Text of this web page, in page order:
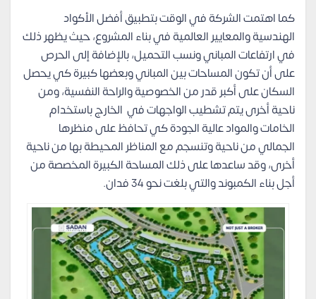
كما اهتمت الشركة في الوقت بتطبيق أفضل الأكواد
الهندسية والمعايير العالمية في بناء المشروع، حيث يظهر ذلك
في ارتفاعات المباني ونسب التحميل، بالإضافة إلى الحرص
على أن تكون المساحات بين المباني وبعضها كبيرة كي يحصل
السكان على أكبر قدر من الخصوصية والراحة النفسية، ومن
ناحية أخرى يتم تشطيب الواجهات في الخارج باستخدام
الخامات والمواد عالية الجودة كي تحافظ على منظرها
الجمالي من ناحية وتنسجم مع المناظر المحيطة بها من ناحية
أخرى، وقد ساعدها على ذلك المساحة الكبيرة المخصصة من
أجل بناء الكمبوند والتي بلغت نحو 34 فدان.